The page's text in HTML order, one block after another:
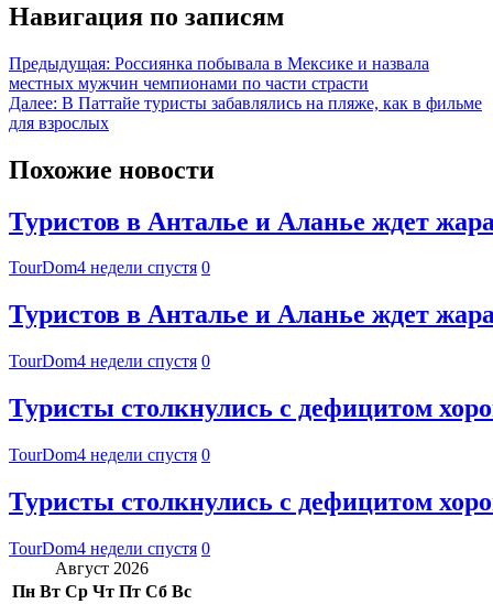
Навигация по записям
Предыдущая: Россиянка побывала в Мексике и назвала
местных мужчин чемпионами по части страсти
Далее: В Паттайе туристы забавлялись на пляже, как в фильме
для взрослых
Похожие новости
Туристов в Анталье и Аланье ждет жара
TourDom4 недели спустя 0
Туристов в Анталье и Аланье ждет жара
TourDom4 недели спустя 0
Туристы столкнулись с дефицитом
TourDom4 недели спустя 0
Туристы столкнулись с дефицитом
TourDom4 недели спустя 0
Август 2026
Пн Вт Ср Чт Пт Сб Вс